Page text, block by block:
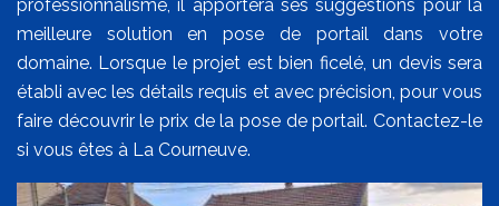
professionnalisme, il apportera ses suggestions pour la
meilleure solution en pose de portail dans votre
domaine. Lorsque le projet est bien ficelé, un devis sera
établi avec les détails requis et avec précision, pour vous
faire découvrir le prix de la pose de portail. Contactez-le
si vous êtes à La Courneuve.